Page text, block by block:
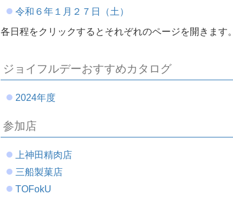
令和６年１月２７日（土）
各日程をクリックするとそれぞれのページを開きます。
ジョイフルデーおすすめカタログ
2024年度
参加店
上神田精肉店
三船製菓店
TOFokU